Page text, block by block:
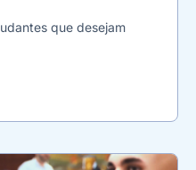
que desejam